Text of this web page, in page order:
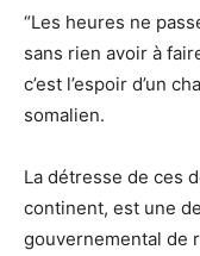
“Les heures ne
sans rien avoir à
c’est l’espoir d’un
somalien.
La détresse de ces
continent, est une
gouvernemental de